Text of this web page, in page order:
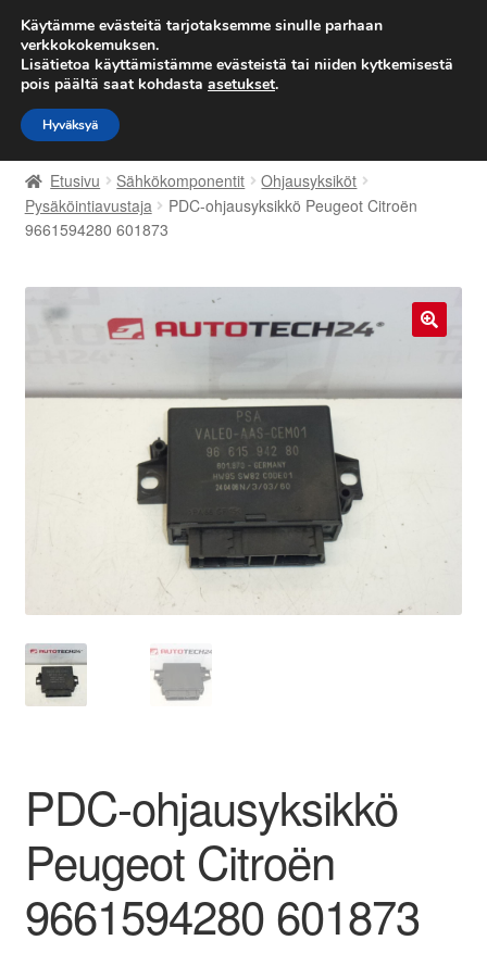
TOIMITUS alkaen 7 EUR
Siirry
navigointiin
Siirry
sisältöön
Etusivu
Kärry
Kuljetus
Reklamaatiomenettely
Tarkista
Valitukset
Etusivu Sähkökomponentit
Ohjausyksiköt
Pysäköintiavustaja
PDC-ohjausyksikkö Peugeot Citroën
9661594280 601873
PDC-ohjausyksikkö
Peugeot Citroën
9661594280 601873
Käytämme evästeitä tarjotaksemme sinulle parhaan
verkkokokemuksen.
Lisätietoa käyttämistämme evästeistä tai niiden kytkemisestä
pois päältä saat kohdasta asetukset.
Hyväksyä